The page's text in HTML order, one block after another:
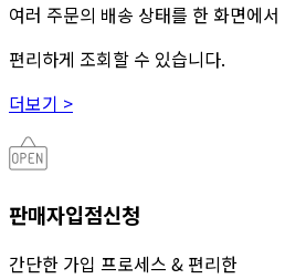
여러 주문의 배송 상태를 한 화면에서
편리하게 조회할 수 있습니다.
더보기 >
판매자입점신청
간단한 가입 프로세스 & 편리한